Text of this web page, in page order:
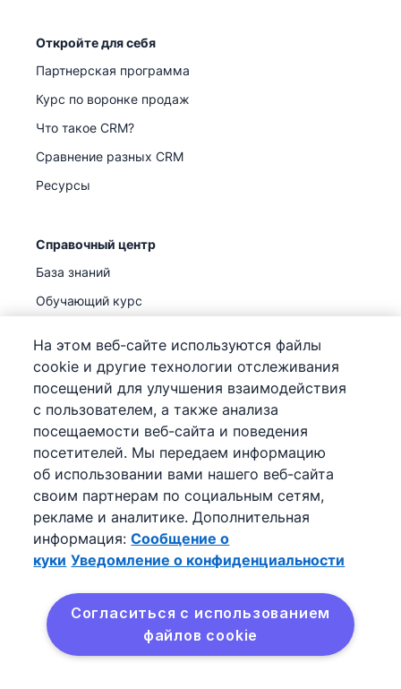
Откройте для себя
Партнерская программа
Курс по воронке продаж
Что такое CRM?
Сравнение разных CRM
Ресурсы
Справочный центр
База знаний
Обучающий курс
©2026Pipedrive
Pipedrive
Условия предоставления услуг
Pipedrive
Уведомление о конфиденциальности
Карта сайта
Сообщение о куки
Настройки файлов cookie
Pipedrive – онлайн-CRM для продаж.
На этом веб-сайте используются файлы
cookie и другие технологии отслеживания
посещений для улучшения взаимодействия
с пользователем, а также анализа
посещаемости веб-сайта и поведения
посетителей. Мы передаем информацию
об использовании вами нашего веб-сайта
своим партнерам по социальным сетям,
рекламе и аналитике. Дополнительная
информация: Сообщение о
куки Уведомление о конфиденциальности
Согласиться с использованием
файлов cookie